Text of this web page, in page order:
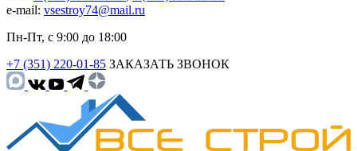
e-mail: vsestroy74@mail.ru
Пн-Пт, с 9:00 до 18:00
+7 (351) 220-01-85 ЗАКАЗАТЬ ЗВОНОК